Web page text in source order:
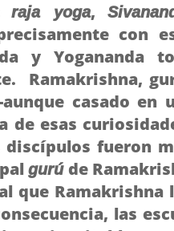
raja yoga,
con
y Yogananda
Ramakrishna,
casado en
de esas
discípulos fueron
gurúde
que
las